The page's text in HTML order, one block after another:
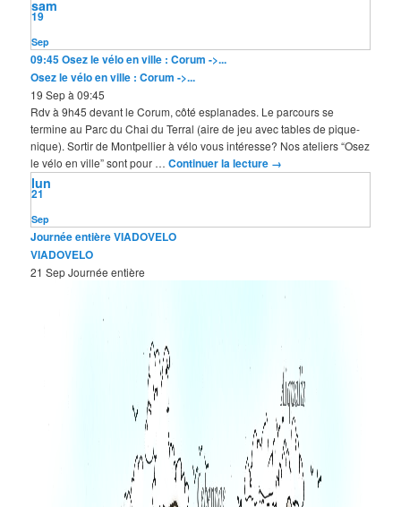
Sep
19
sam
09:45Osez le vélo en ville : Corum ->...
Osez le vélo en ville : Corum ->...
19 Sep à 09:45
Rdv à 9h45 devant le Corum, côté esplanades. Le parcours se
termine au Parc du Chai du Terral (aire de jeu avec tables de pique-
nique). Sortir de Montpellier à vélo vous intéresse? Nos ateliers “Osez
le vélo en ville” sont pour …Continuer la lecture →
Sep
21
lun
Journée entièreVIADOVELO
VIADOVELO
21 SepJournée entière